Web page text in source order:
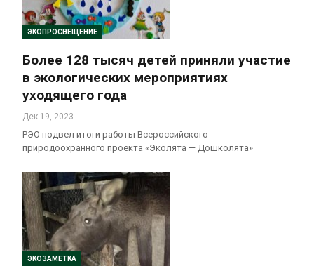
ЭКОПРОСВЕЩЕНИЕ
Более 128 тысяч детей приняли участие
в экологических мероприятиях
уходящего года
Дек 19, 2023
РЭО подвел итоги работы Всероссийского
природоохранного проекта «Эколята — Дошколята»
ЭКОЗАМЕТКА